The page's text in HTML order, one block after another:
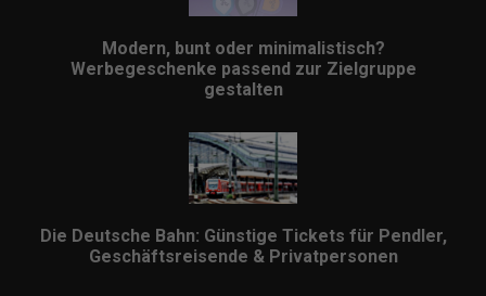
Modern, bunt oder minimalistisch?
Werbegeschenke passend zur Zielgruppe
gestalten
Die Deutsche Bahn: Günstige Tickets für Pendler,
Geschäftsreisende & Privatpersonen